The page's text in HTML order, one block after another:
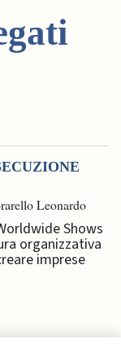
Leonardo
Shows
organizzativa
imprese